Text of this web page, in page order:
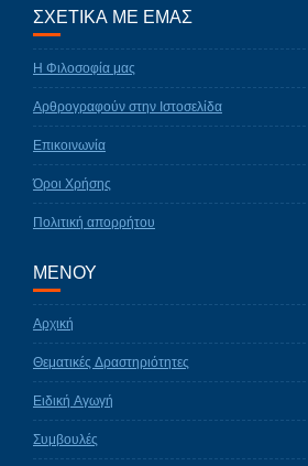
ΣΧΕΤΙΚΑ ΜΕ ΕΜΑΣ
Η Φιλοσοφία μας
Αρθρογραφούν στην Ιστοσελίδα
Επικοινωνία
Όροι Χρήσης
Πολιτική απορρήτου
ΜΕΝΟΥ
Αρχική
Θεματικές Δραστηριότητες
Ειδική Αγωγή
Συμβουλές